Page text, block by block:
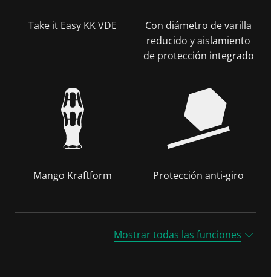
Take it Easy KK VDE
Con diámetro de varilla
reducido y aislamiento
de protección integrado
Mango Kraftform Protección anti-giro
Mostrar todas las funciones